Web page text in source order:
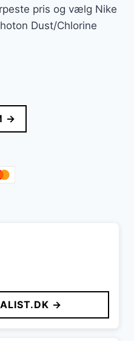
pris og vælg Nike
Dust/Chlorine
→
→